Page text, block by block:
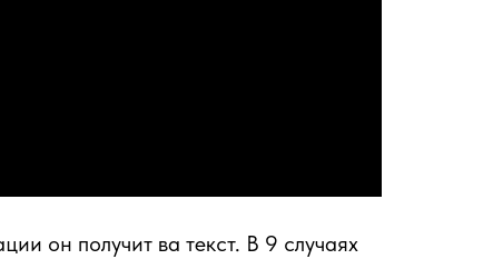
он получит ва текст. В 9 случаях